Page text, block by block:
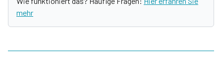
mehr